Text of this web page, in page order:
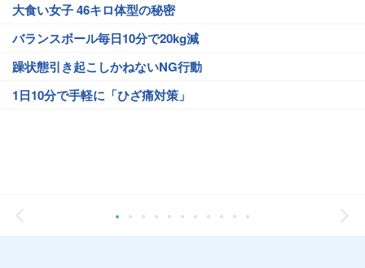
大食い女子 46キロ体型の秘密
バランスボール毎日10分で20kg減
躁状態引き起こしかねないNG行動
1日10分で手軽に「ひざ痛対策」